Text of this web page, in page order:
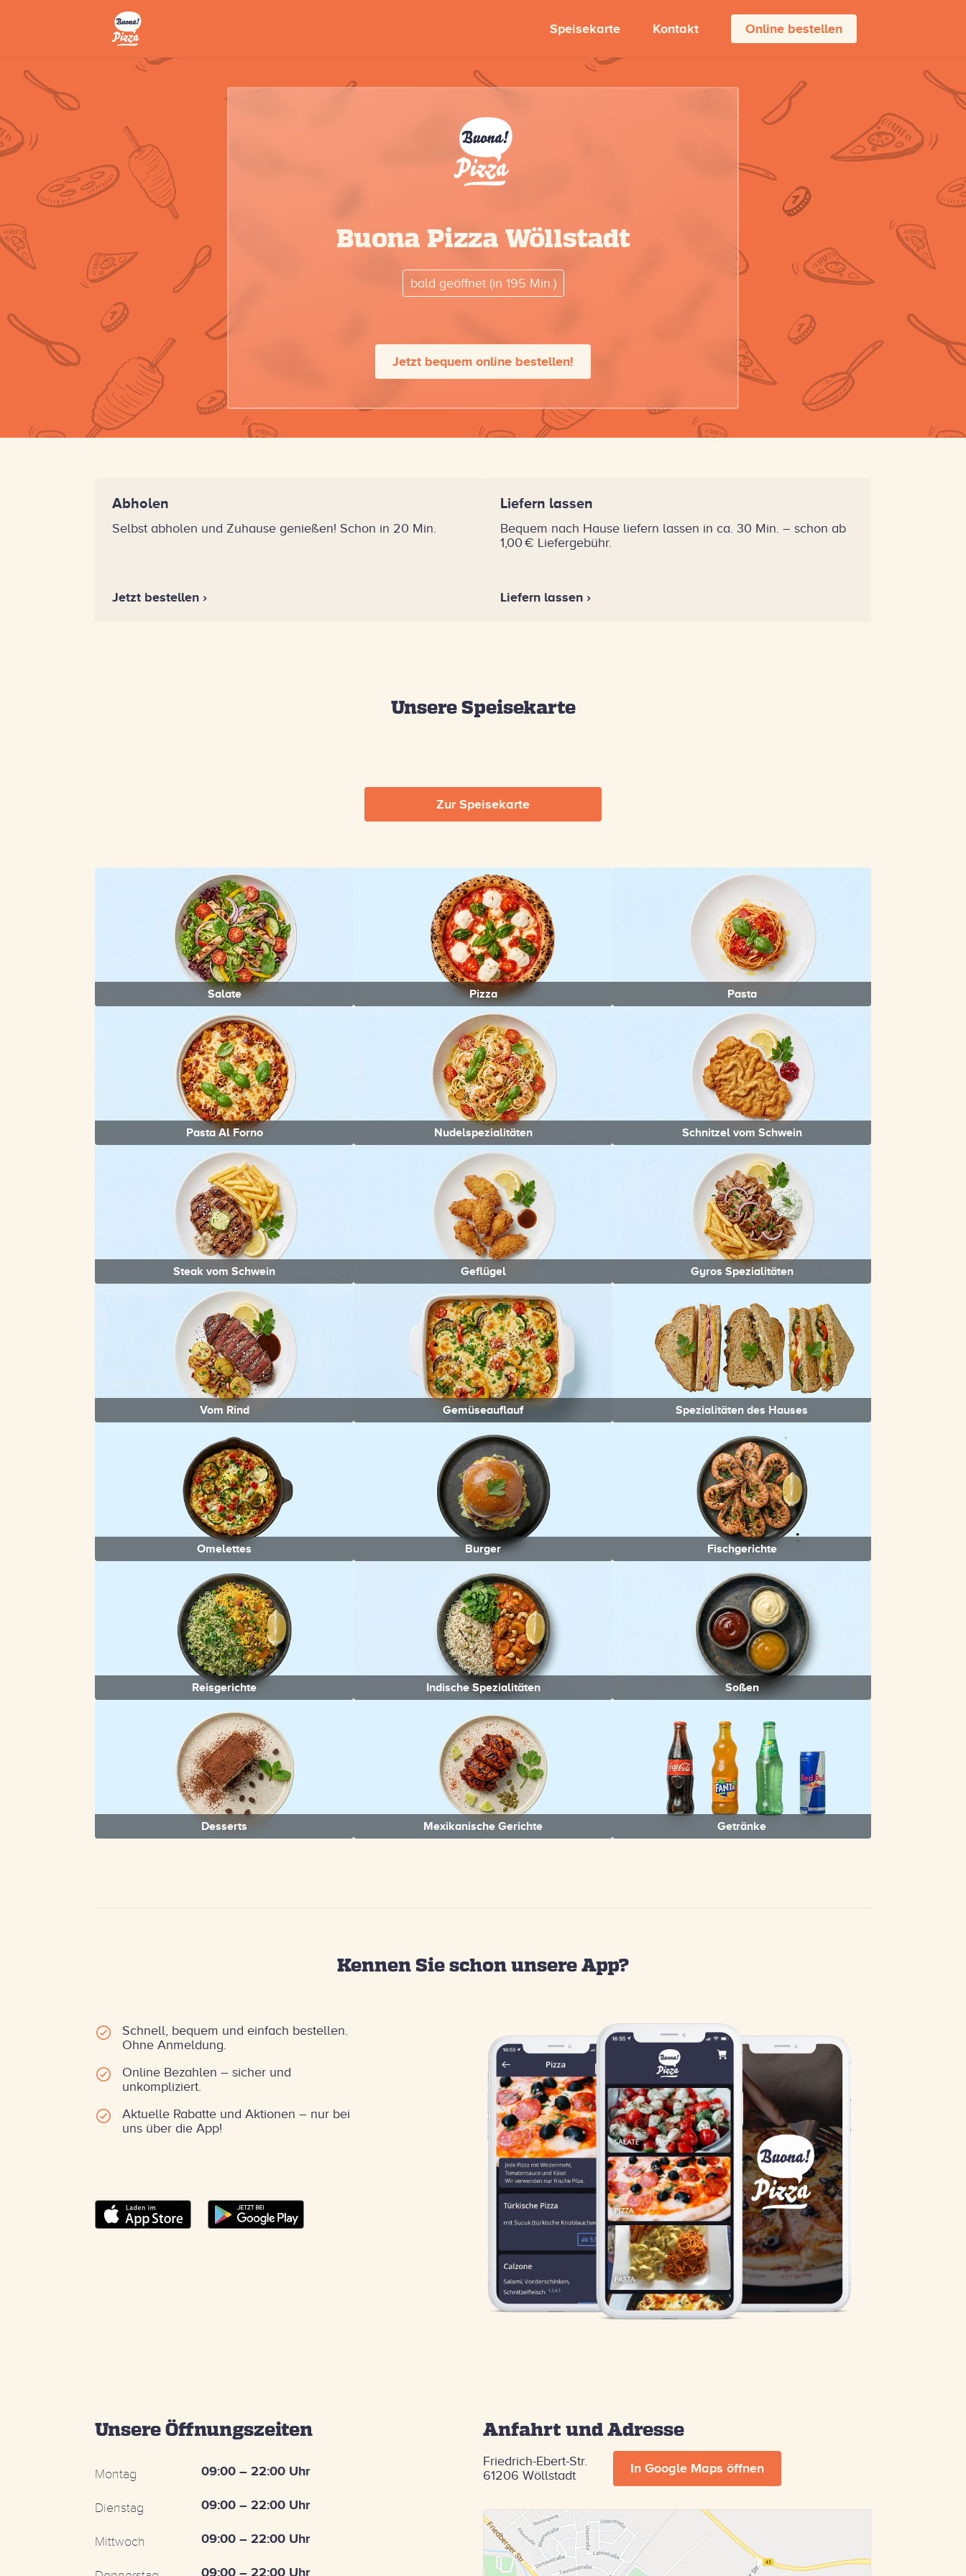
Speisekarte Kontakt Online bestellen
Buona Pizza Wöllstadt
bald geöffnet (in 195 Min.)
Jetzt bequem online bestellen!
Abholen
Selbst abholen und Zuhause genießen! Schon in 20 Min.
Jetzt bestellen ›
Liefern lassen
Bequem nach Hause liefern lassen in ca. 30 Min. – schon ab
1,00 € Liefergebühr.
Liefern lassen ›
Unsere Speisekarte
Zur Speisekarte
Salate Pizza Pasta
Pasta Al Forno Nudelspezialitäten Schnitzel vom Schwein
Steak vom Schwein Geflügel Gyros Spezialitäten
Vom Rind Gemüseauflauf Spezialitäten des Hauses
Omelettes Burger Fischgerichte
Reisgerichte Indische Spezialitäten Soßen
Desserts Mexikanische Gerichte Getränke
Kennen Sie schon unsere App?
Schnell, bequem und einfach bestellen.
Ohne Anmeldung.
Online Bezahlen – sicher und
unkompliziert.
Aktuelle Rabatte und Aktionen – nur bei
uns über die App!
Unsere Öffnungszeiten
Montag 09:00 – 22:00 Uhr
Dienstag 09:00 – 22:00 Uhr
Mittwoch 09:00 – 22:00 Uhr
09:00 – 22:00 Uhr
Anfahrt und Adresse
Friedrich-Ebert-Str.
61206 Wöllstadt
In Google Maps öffnen